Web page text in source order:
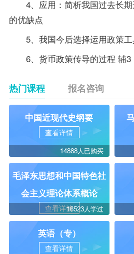
4、应用：简析我国过去长期
的优缺点
5、我国今后选择运用政策工
6、货币政策传导的过程 辅3
热门课程 报名咨询
中国近现代史纲要
查看详情
14888人已购买
毛泽东思想和中国特色社
会主义理论体系概论
查看详情16523人学过
英语（专）
查看详情